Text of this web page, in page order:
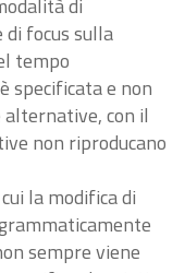
di
focus sulla
tempo
specificata e non
con il
non riproducano
la modifica di
sempre viene